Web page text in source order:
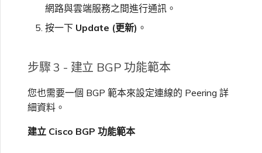
網路與雲端服務之間進行通訊。
按一下 Update (更新) 。
步驟 3 - 建立 BGP 功能範本
您也需要一個 BGP 範本來設定連線的 Peering 詳
細資料。
建立 Cisco BGP 功能範本